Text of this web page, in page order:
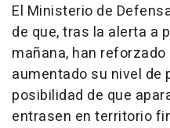
El Ministerio de
de que, tras la alerta a
mañana, han
aumentado su nivel de
posibilidad de que
entrasen en territorio